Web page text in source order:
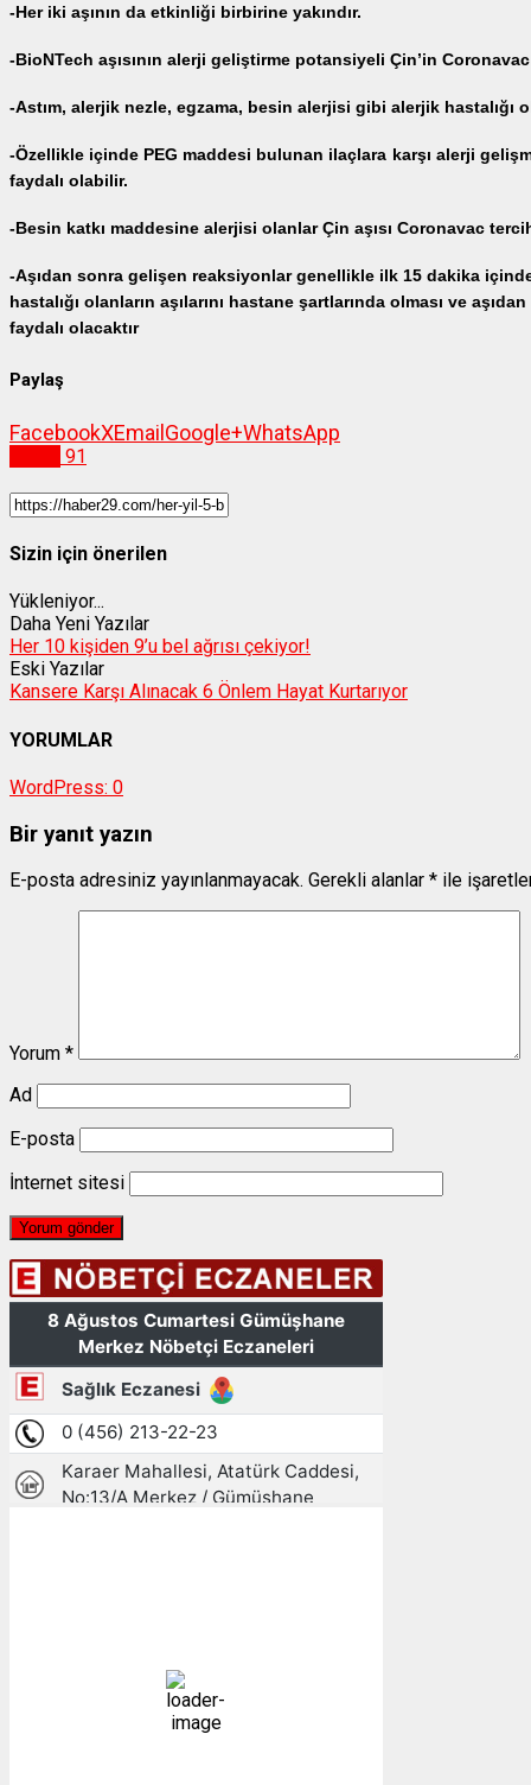
-Her iki aşının da etkinliği birbirine yakındır.
-BioNTech aşısının alerji geliştirme potansiyeli Çin’in
-Astım, alerjik nezle, egzama, besin alerjisi gibi alerjik hastalığı
-Özellikle içinde PEG maddesi bulunan ilaçlara karşı alerji
faydalı olabilir.
-Besin katkı maddesine alerjisi olanlar Çin aşısı Coronavac
-Aşıdan sonra gelişen reaksiyonlar genellikle ilk 15 dakika
hastalığı olanların aşılarını hastane şartlarında olması ve
faydalı olacaktır
Paylaş
FacebookXEmailGoogle+WhatsApp
91
Sizin için önerilen
Yükleniyor...
Daha Yeni Yazılar
Her 10 kişiden 9’u bel ağrısı çekiyor!
Eski Yazılar
Kansere Karşı Alınacak 6 Önlem Hayat Kurtarıyor
YORUMLAR
WordPress: 0
Bir yanıt yazın
E-posta adresiniz yayınlanmayacak. Gerekli alanlar * ile
Yorum *
Ad
E-posta
İnternet sitesi
23 %
1005 mb